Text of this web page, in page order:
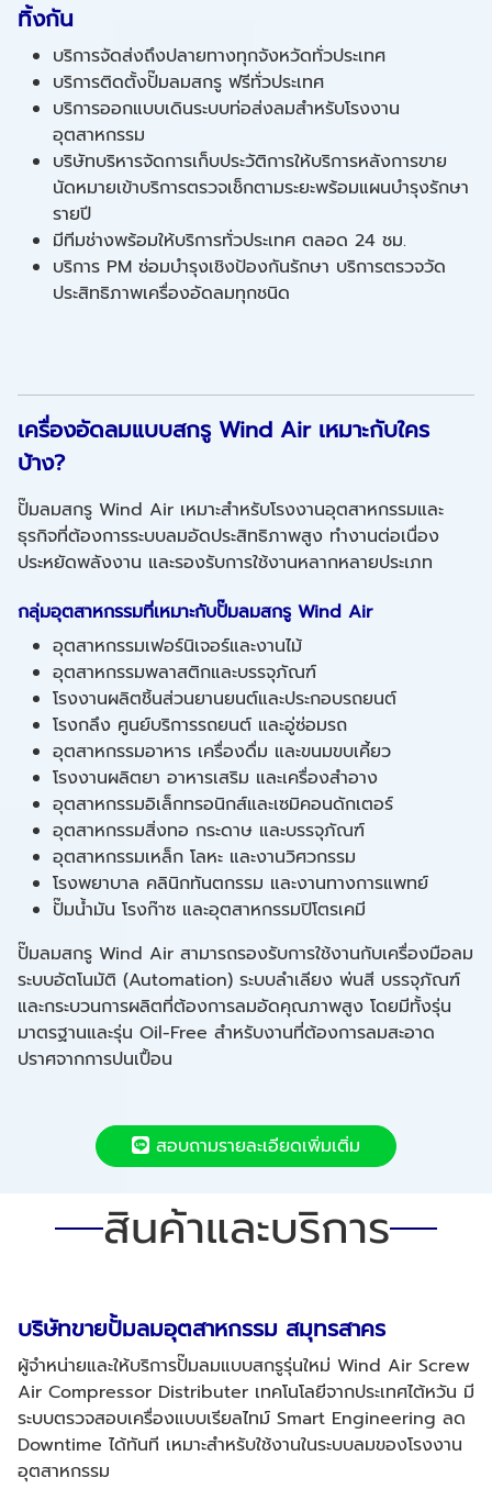
ทิ้งกัน
บริการจัดส่งถึงปลายทางทุกจังหวัดทั่วประเทศ
บริการติดตั้งปั๊มลมสกรู ฟรีทั่วประเทศ
บริการออกแบบเดินระบบท่อส่งลมสำหรับโรงงาน
อุตสาหกรรม
บริษัทบริหารจัดการเก็บประวัติการให้บริการหลังการขาย
นัดหมายเข้าบริการตรวจเช็กตามระยะพร้อมแผนบำรุงรักษา
รายปี
มีทีมช่างพร้อมให้บริการทั่วประเทศ ตลอด 24 ชม.
บริการ PM ซ่อมบำรุงเชิงป้องกันรักษา บริการตรวจวัด
ประสิทธิภาพเครื่องอัดลมทุกชนิด
เครื่องอัดลมแบบสกรู Wind Air เหมาะกับใคร
บ้าง?
ปั๊มลมสกรู Wind Air เหมาะสำหรับโรงงานอุตสาหกรรมและ
ธุรกิจที่ต้องการระบบลมอัดประสิทธิภาพสูง ทำงานต่อเนื่อง
ประหยัดพลังงาน และรองรับการใช้งานหลากหลายประเภท
กลุ่มอุตสาหกรรมที่เหมาะกับปั๊มลมสกรู Wind Air
อุตสาหกรรมเฟอร์นิเจอร์และงานไม้
อุตสาหกรรมพลาสติกและบรรจุภัณฑ์
โรงงานผลิตชิ้นส่วนยานยนต์และประกอบรถยนต์
โรงกลึง ศูนย์บริการรถยนต์ และอู่ซ่อมรถ
อุตสาหกรรมอาหาร เครื่องดื่ม และขนมขบเคี้ยว
โรงงานผลิตยา อาหารเสริม และเครื่องสำอาง
อุตสาหกรรมอิเล็กทรอนิกส์และเซมิคอนดักเตอร์
อุตสาหกรรมสิ่งทอ กระดาษ และบรรจุภัณฑ์
อุตสาหกรรมเหล็ก โลหะ และงานวิศวกรรม
โรงพยาบาล คลินิกทันตกรรม และงานทางการแพทย์
ปั๊มน้ำมัน โรงก๊าซ และอุตสาหกรรมปิโตรเคมี
ปั๊มลมสกรู Wind Air สามารถรองรับการใช้งานกับเครื่องมือลม
ระบบอัตโนมัติ (Automation) ระบบลำเลียง พ่นสี บรรจุภัณฑ์
และกระบวนการผลิตที่ต้องการลมอัดคุณภาพสูง โดยมีทั้งรุ่น
มาตรฐานและรุ่น Oil-Free สำหรับงานที่ต้องการลมสะอาด
ปราศจากการปนเปื้อน
สอบถามรายละเอียดเพิ่มเติ่ม
สินค้าและบริการ
บริษัทขายปั้มลมอุตสาหกรรม สมุทรสาคร
ผู้จำหน่ายและให้บริการปั๊มลมแบบสกรูรุ่นใหม่ Wind Air Screw
Air Compressor Distributer เทคโนโลยีจากประเทศไต้หวัน มี
ระบบตรวจสอบเครื่องแบบเรียลไทม์ Smart Engineering ลด
Downtime ได้ทันที เหมาะสำหรับใช้งานในระบบลมของโรงงาน
อุตสาหกรรม